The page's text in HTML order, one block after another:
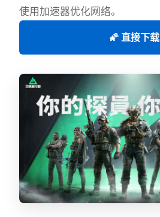
使用加速器优化网络。
🌠 直接下载